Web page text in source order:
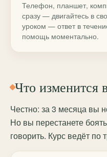
Телефон, планшет,
сразу — двигайтесь в
уроком — ответ в
помощь моментально.
Что изменится
Честно: за 3 месяца вы
Но вы перестанете
говорить. Курс ведёт по